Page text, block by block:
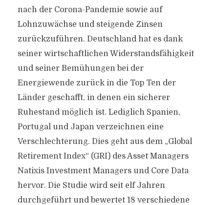
nach der Corona-Pandemie sowie auf
Lohnzuwächse und steigende Zinsen
zurückzuführen. Deutschland hat es dank
seiner wirtschaftlichen Widerstandsfähigkeit
und seiner Bemühungen bei der
Energiewende zurück in die Top Ten der
Länder geschafft, in denen ein sicherer
Ruhestand möglich ist. Lediglich Spanien,
Portugal und Japan verzeichnen eine
Verschlechterung. Dies geht aus dem „Global
Retirement Index“ (GRI) des Asset Managers
Natixis Investment Managers und Core Data
hervor. Die Studie wird seit elf Jahren
durchgeführt und bewertet 18 verschiedene